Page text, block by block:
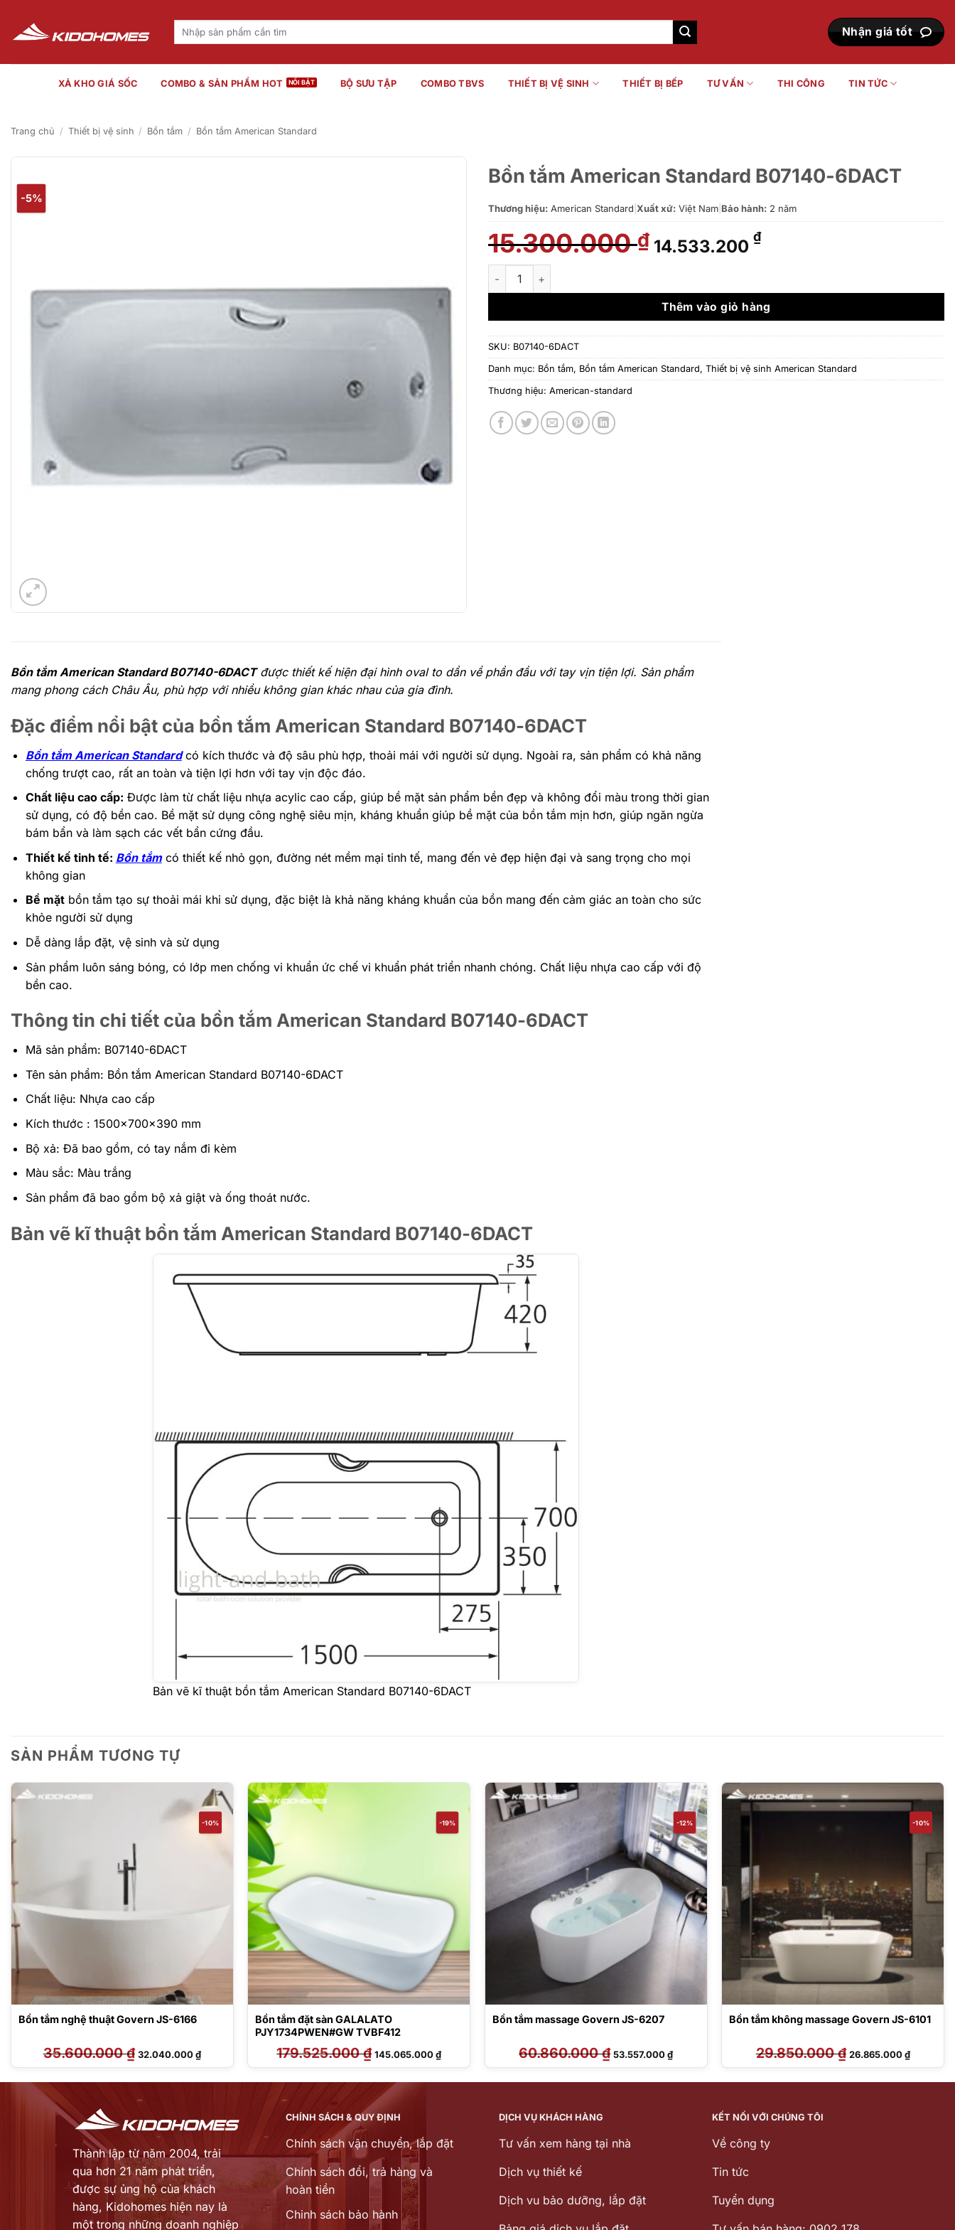
nội
dung
Tìm
Nhận giá tốt
XẢ KHO GIÁ SỐC COMBO & SẢN PHẨM HOT BỘ SƯU TẬP COMBO TBVS THIẾT BỊ VỆ SINH THIẾT BỊ BẾP TƯ VẤN THI CÔNG TIN TỨC
Trang chủ / Thiết bị vệ sinh / Bồn tắm / Bồn tắm American Standard
-5%
Bồn tắm American Standard B07140-6DACT
Thương hiệu: American Standard Xuất xứ: Việt Nam Bảo hành: 2 năm
15.300.000₫ Giá
gốc
15.300.000 ₫.
14.533.200 ₫Giá
là:
14.533.200 ₫.
Bồn tắm American Standard B07140-6DACT số lượng
Thêm vào giỏ hàng
SKU: B07140-6DACT
Danh mục: Bồn tắm, Bồn tắm American Standard, Thiết bị vệ sinh American Standard
Thương hiệu: American-standard
Bồn tắm American Standard B07140-6DACTđược thiết kế hiện đại hình oval to dần về phần đầu với tay vịn tiện lợi. Sản phẩm
mang phong cách Châu Âu, phù hợp với nhiều không gian khác nhau của gia đình.
Đặc điểm nổi bật của bồn tắm American Standard B07140-6DACT
Bồn tắm American Standardcó kích thước và độ sâu phù hợp, thoải mái với người sử dụng. Ngoài ra, sản phẩm có khả năng
chống trượt cao, rất an toàn và tiện lợi hơn với tay vịn độc đáo.
Chất liệu cao cấp: Được làm từ chất liệu nhựa acylic cao cấp, giúp bề mặt sản phẩm bền đẹp và không đổi màu trong thời gian
sử dụng, có độ bền cao. Bề mặt sử dụng công nghệ siêu mịn, kháng khuẩn giúp bề mặt của bồn tắm mịn hơn, giúp ngăn ngừa
bám bẩn và làm sạch các vết bẩn cứng đầu.
Thiết kế tinh tế: Bồn tắmcó thiết kế nhỏ gọn, đường nét mềm mại tinh tế, mang đến vẻ đẹp hiện đại và sang trọng cho mọi
không gian
Bề mặtbồn tắm tạo sự thoải mái khi sử dụng, đặc biệt là khả năng kháng khuẩn của bồn mang đến cảm giác an toàn cho sức
khỏe người sử dụng
Dễ dàng lắp đặt, vệ sinh và sử dụng
Sản phẩm luôn sáng bóng, có lớp men chống vi khuẩn ức chế vi khuẩn phát triển nhanh chóng. Chất liệu nhựa cao cấp với độ
bền cao.
Thông tin chi tiết của bồn tắm American Standard B07140-6DACT
Mã sản phẩm: B07140-6DACT
Tên sản phẩm: Bồn tắm American Standard B07140-6DACT
Chất liệu: Nhựa cao cấp
Kích thước : 1500x700x390 mm
Bộ xả: Đã bao gồm, có tay nắm đi kèm
Màu sắc: Màu trắng
Sản phẩm đã bao gồm bộ xả giật và ống thoát nước.
Bản vẽ kĩ thuật bồn tắm American Standard B07140-6DACT
Bản vẽ kĩ thuật bồn tắm American Standard B07140-6DACT
SẢN PHẨM TƯƠNG TỰ
-10%
Bồn tắm nghệ thuật Govern JS-6166
35.600.000₫ Giá
gốc
là:
32.040.000₫Giá
hiện
tại
32.040.000 ₫.
-19%
Bồn tắm đặt sàn GALALATO
PJY1734PWEN#GW TVBF412
179.525.000₫ Giá
gốc
là:
145.065.000₫Giá
hiện
tại
145.065.000 ₫.
-12%
Bồn tắm massage Govern JS-6207
60.860.000₫ Giá
gốc
là:
53.557.000₫Giá
hiện
tại
53.557.000 ₫.
-10%
Bồn tắm không massage Govern JS-6101
29.850.000₫ Giá
gốc
là:
26.865.000₫Giá
hiện
tại
₫.
Thành lập từ năm 2004, trải
qua hơn 21 năm phát triển,
được sự ủng hộ của khách
hàng, Kidohomes hiện nay là
một trong những doanh nghiệp
CHÍNH SÁCH & QUY ĐỊNH
Chính sách vận chuyển, lắp đặt
Chính sách đổi, trả hàng và
hoàn tiền
Chinh sách bảo hành
DỊCH VỤ KHÁCH HÀNG
Tư vấn xem hàng tại nhà
Dịch vụ thiết kế
Dịch vu bảo dưỡng, lắp đặt
KẾT NỐI VỚI CHÚNG TÔI
Về công ty
Tin tức
Tuyển dụng